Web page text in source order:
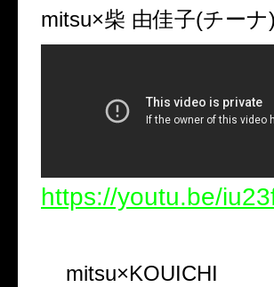
mitsu×柴 由佳子(チーナ)
https://youtu.be/
mitsu×KOUICHI